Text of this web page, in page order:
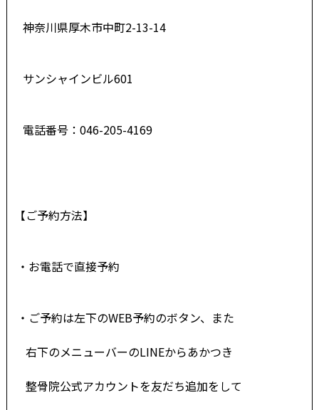
神奈川県厚木市中町2-13-14
サンシャインビル601
電話番号：046-205-4169
【ご予約方法】
・お電話で直接予約
・ご予約は左下のWEB予約のボタン、また
右下のメニューバーのLINEからあかつき
整骨院公式アカウントを友だち追加をして